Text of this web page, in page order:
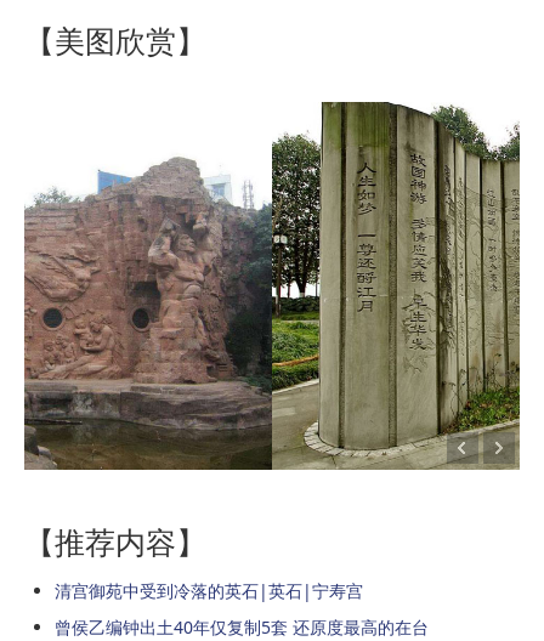
【美图欣赏】
【推荐内容】
清宫御苑中受到冷落的英石|英石|宁寿宫
曾侯乙编钟出土40年仅复制5套 还原度最高的在台